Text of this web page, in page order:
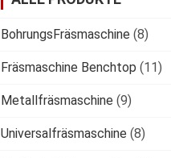
BohrungsFräsmaschine (8)
Fräsmaschine Benchtop (11)
Metallfräsmaschine (9)
Universalfräsmaschine (8)